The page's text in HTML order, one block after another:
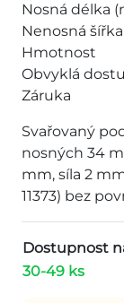
Nosná délka
Nenosná
Hmotnost
Obvyklá
Záruka
Svařovaný
nosných 34
mm, síla 2
11373) bez
Dostupnost
30-49 ks